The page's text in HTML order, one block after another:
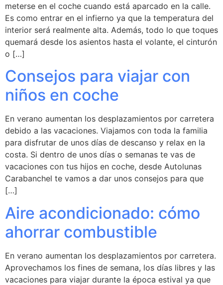
meterse en el coche cuando está aparcado en la calle.
Es como entrar en el infierno ya que la temperatura del
interior será realmente alta. Además, todo lo que toques
quemará desde los asientos hasta el volante, el cinturón
o […]
Consejos para viajar con
niños en coche
En verano aumentan los desplazamientos por carretera
debido a las vacaciones. Viajamos con toda la familia
para disfrutar de unos días de descanso y relax en la
costa. Si dentro de unos días o semanas te vas de
vacaciones con tus hijos en coche, desde Autolunas
Carabanchel te vamos a dar unos consejos para que
[…]
Aire acondicionado: cómo
ahorrar combustible
En verano aumentan los desplazamientos por carretera.
Aprovechamos los fines de semana, los días libres y las
vacaciones para viajar durante la época estival ya que